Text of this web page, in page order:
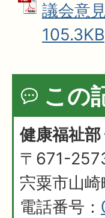
議会意
この
健康福祉
〒671-
宍粟市山
電話番号：